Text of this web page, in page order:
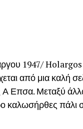
1947/ Holargos
από μια καλή
Επσα. Μεταξύ
καλωσήρθες πάλι